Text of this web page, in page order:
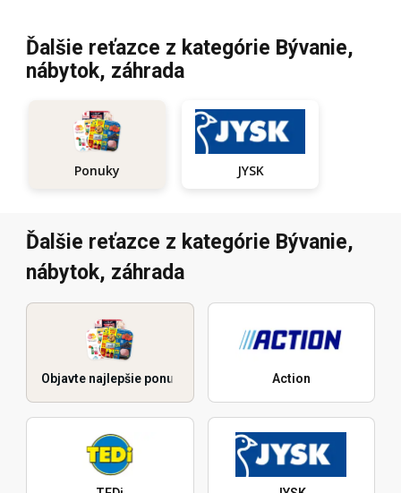
Ďalšie reťazce z kategórie Bývanie,
nábytok, záhrada
Ponuky JYSK
Ďalšie reťazce z kategórie Bývanie,
nábytok, záhrada
Objavte najlepšie ponuky Action